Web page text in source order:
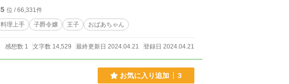
位 / 66,331件
料理上手 子爵令嬢 王子 おばあちゃん
感想数 1 文字数 14,529 最終更新日 2024.04.21 登録日 2024.04.21
お気に入り追加 3